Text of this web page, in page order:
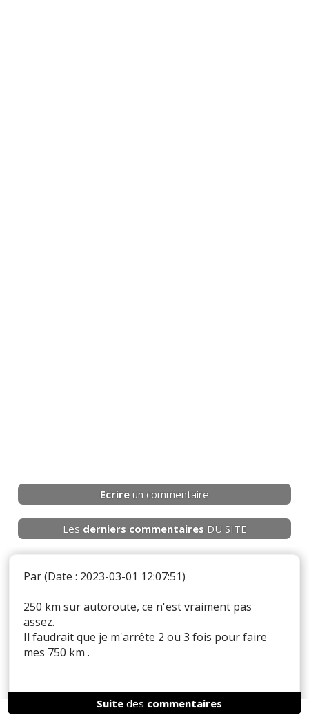
Ecrire un commentaire
Les derniers commentaires DU SITE
Par(Date : 2023-03-01 12:07:51)
250 km sur autoroute, ce n'est vraiment pas
assez.
Il faudrait que je m'arrête 2 ou 3 fois pour faire
mes 750 km .
Il y a4réaction(s) sur ce commentaire :
Suitedes commentaires